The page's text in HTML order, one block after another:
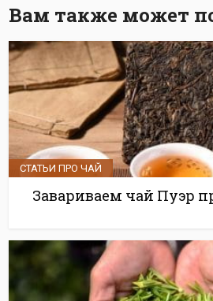
Вам также может
СТАТЬИ ПРО ЧАЙ
Завариваем чай Пуэр